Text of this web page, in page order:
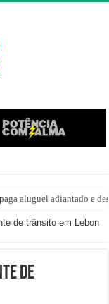
aluguel adiantado e
diretamente SC,
de trânsito em Lebon
de